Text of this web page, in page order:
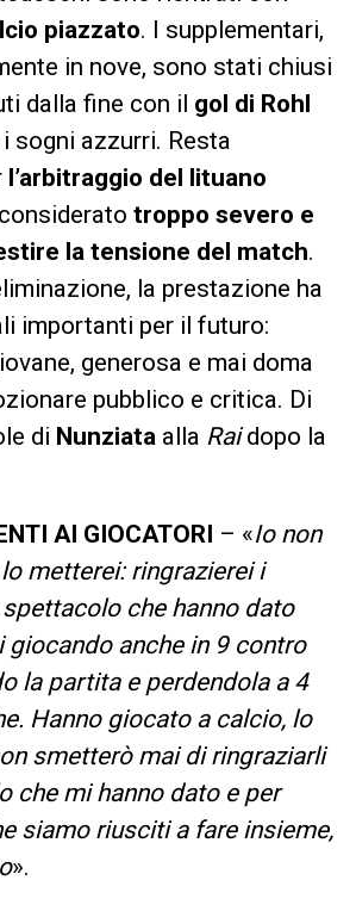
piazzato. I supplementari,
in nove, sono stati chiusi
dalla fine con il gol di Rohl
sogni azzurri. Resta
l’arbitraggio del lituano
troppo severo e
la tensione del match.
la prestazione ha
importanti per il futuro:
generosa e mai doma
pubblico e critica. Di
di Nunziata alla Raidopo la
AI GIOCATORI – «Io non
metterei: ringrazierei i
che hanno dato
giocando anche in 9 contro
la partita e perdendola a 4
Hanno giocato a calcio, lo
smetterò mai di ringraziarli
che mi hanno dato e per
siamo riusciti a fare insieme,
».